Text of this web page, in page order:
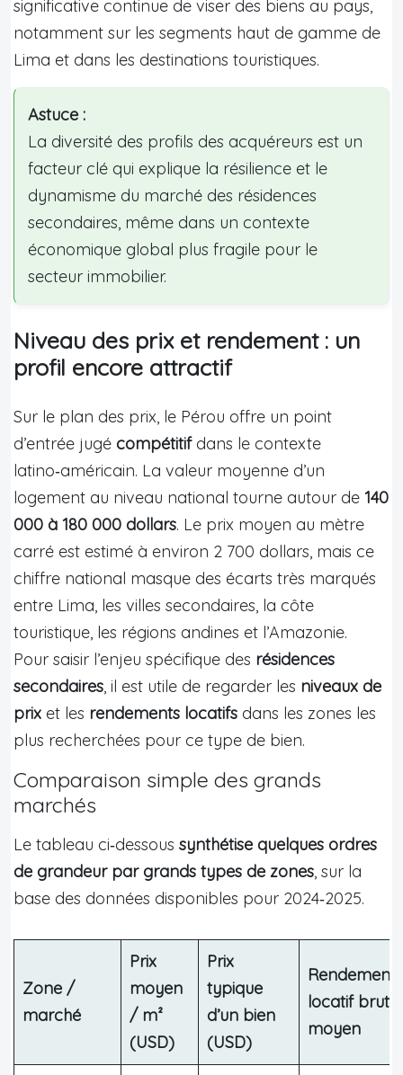
significative continue de viser des biens au pays,
notamment sur les segments haut de gamme de
Lima et dans les destinations touristiques.
Astuce :
La diversité des profils des acquéreurs est un
facteur clé qui explique la résilience et le
dynamisme du marché des résidences
secondaires, même dans un contexte
économique global plus fragile pour le
secteur immobilier.
Niveau des prix et rendement : un
profil encore attractif
Sur le plan des prix, le Pérou offre un point
d’entrée jugé compétitifdans le contexte
latino‑américain. La valeur moyenne d’un
logement au niveau national tourne autour de 140
000 à 180 000 dollars. Le prix moyen au mètre
carré est estimé à environ 2 700 dollars, mais ce
chiffre national masque des écarts très marqués
entre Lima, les villes secondaires, la côte
touristique, les régions andines et l’Amazonie.
Pour saisir l’enjeu spécifique des résidences
secondaires, il est utile de regarder les niveaux de
prix et les rendements locatifs dans les zones les
plus recherchées pour ce type de bien.
Comparaison simple des grands
marchés
Le tableau ci‑dessous synthétise quelques ordres
de grandeur par grands types de zones, sur la
base des données disponibles pour 2024‑2025.
Zone /
marché
Prix
moyen
/ m²
(USD)
Prix
typique
d’un bien
(USD)
Rendement
locatif brut
moyen